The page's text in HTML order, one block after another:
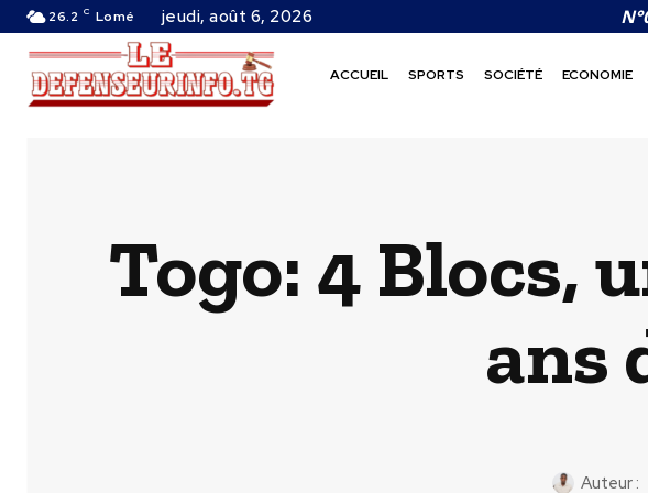
26.2 C Lomé jeudi, août 6, 2026
ACCUEIL SPORTS SOCIÉTÉ ECONOMIE
Togo: 4 Blocs,
ans
Auteur :